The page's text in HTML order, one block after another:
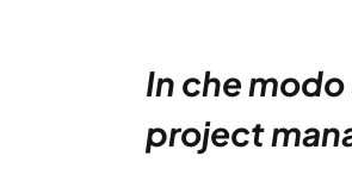
In che
project